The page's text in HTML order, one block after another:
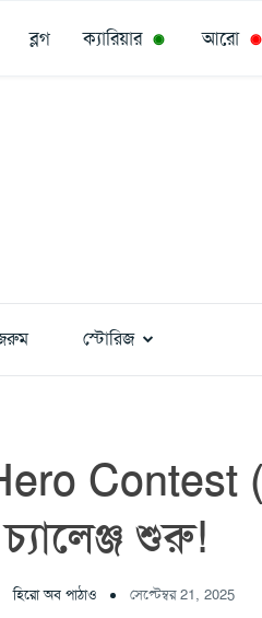
ব্লগ ক্যারিয়ার ◉ আরো ◉
স্টোরিজ
Contest
শুরু!
হিরো অব পাঠাও সেপ্টেম্বর 21, 2025